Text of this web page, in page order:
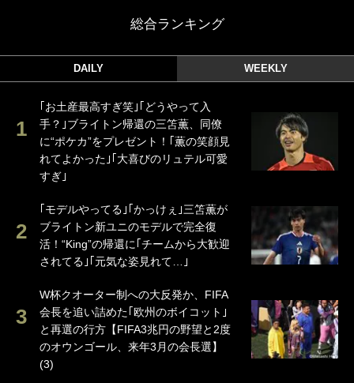
総合ランキング
DAILY WEEKLY
｢お土産最高すぎ笑｣｢どうやって入
手？｣ブライトン帰還の三笘薫、同僚
に“ポケカ”をプレゼント！｢薫の笑顔見
れてよかった｣｢大喜びのリュテル可愛
すぎ｣
｢モデルやってる｣｢かっけぇ｣三笘薫が
ブライトン新ユニのモデルで完全復
活！“King”の帰還に｢チームから大歓迎
されてる｣｢元気な姿見れて…｣
W杯クオーター制への大反発か、FIFA
会長を追い詰めた｢欧州のボイコット｣
と再選の行方【FIFA3兆円の野望と2度
のオウンゴール、来年3月の会長選】
(3)